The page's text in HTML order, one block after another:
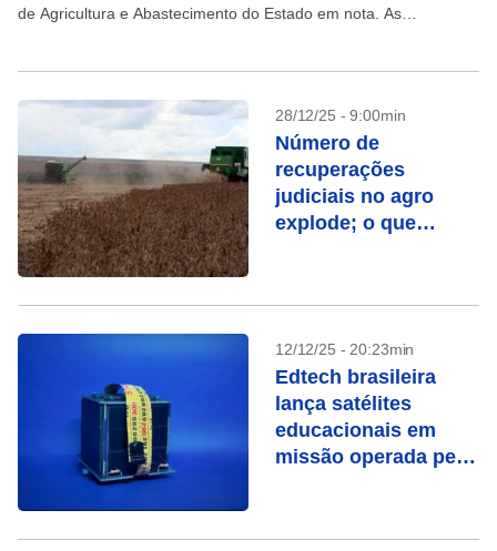
de Agricultura e Abastecimento do Estado em nota. As
28/12/25 - 9:00min
Número de
recuperações
judiciais no agro
explode; o que
12/12/25 - 20:23min
Edtech brasileira
lança satélites
educacionais em
missão operada pela